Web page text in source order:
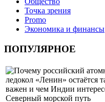
Точка зрения
Promo
Экономика и финансы
ПОПУЛЯРНОЕ